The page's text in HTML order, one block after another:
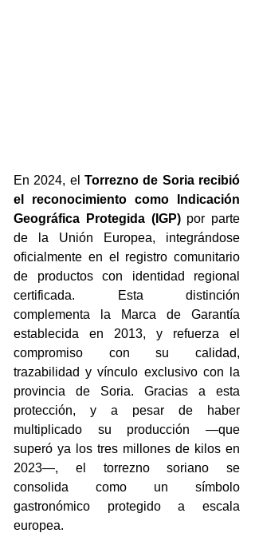
En 2024, el Torrezno de Soria recibió
el reconocimiento como Indicación
Geográfica Protegida (IGP) por parte
de la Unión Europea, integrándose
oficialmente en el registro comunitario
de productos con identidad regional
certificada. Esta distinción
complementa la Marca de Garantía
establecida en 2013, y refuerza el
compromiso con su calidad,
trazabilidad y vínculo exclusivo con la
provincia de Soria. Gracias a esta
protección, y a pesar de haber
multiplicado su producción —que
superó ya los tres millones de kilos en
2023—, el torrezno soriano se
consolida como un símbolo
gastronómico protegido a escala
europea.